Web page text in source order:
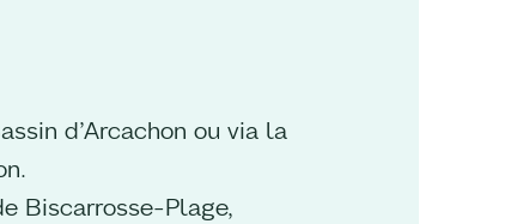
d’Arcachon ou via la
Biscarrosse-Plage,